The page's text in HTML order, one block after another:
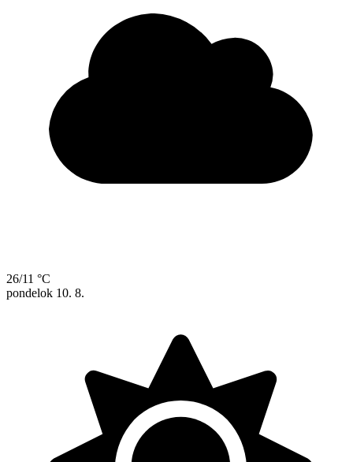
26/11 °C
pondelok 10. 8.